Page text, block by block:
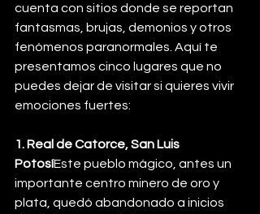
cuenta con sitios donde se reportan
fantasmas, brujas, demonios y otros
fenómenos paranormales. Aquí te
presentamos cinco lugares que no
puedes dejar de visitar si quieres vivir
emociones fuertes:
1. Real de Catorce, San Luis
PotosíEste pueblo mágico, antes un
importante centro minero de oro y
plata, quedó abandonado a inicios